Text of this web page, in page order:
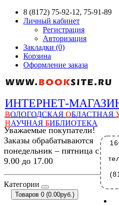
8 (8172) 75-92-12, 75-91-89
Личный кабинет
Регистрация
Авторизация
Закладки (0)
Корзина
Оформление заказа
ИНТЕРНЕТ-
ВОЛОГОДСКАЯ ОБЛАСТНАЯ
НАУЧНАЯ БИБЛИОТЕКА
Уважаемые покупатели!
Заказы обрабатываются
понедельник – пятница с
9.00 до 17.00
Категории
Товаров 0 (0.00руб.)